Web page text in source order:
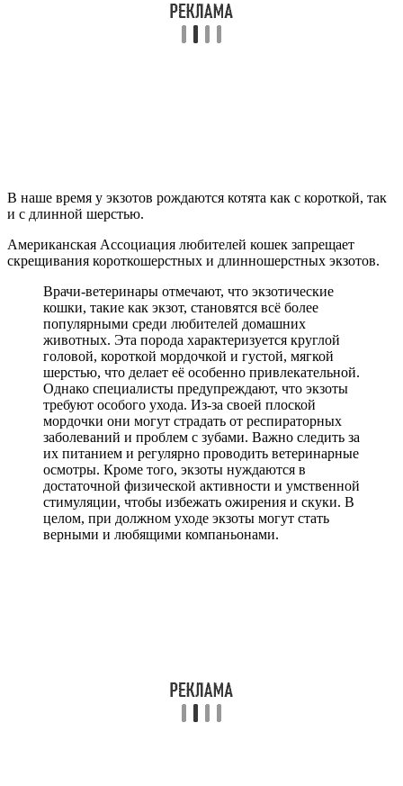
В наше время у экзотов рождаются котята как с короткой, так
и с длинной шерстью.
Американская Ассоциация любителей кошек запрещает
скрещивания короткошерстных и длинношерстных экзотов.
Врачи-ветеринары отмечают, что экзотические
кошки, такие как экзот, становятся всё более
популярными среди любителей домашних
животных. Эта порода характеризуется круглой
головой, короткой мордочкой и густой, мягкой
шерстью, что делает её особенно привлекательной.
Однако специалисты предупреждают, что экзоты
требуют особого ухода. Из-за своей плоской
мордочки они могут страдать от респираторных
заболеваний и проблем с зубами. Важно следить за
их питанием и регулярно проводить ветеринарные
осмотры. Кроме того, экзоты нуждаются в
достаточной физической активности и умственной
стимуляции, чтобы избежать ожирения и скуки. В
целом, при должном уходе экзоты могут стать
верными и любящими компаньонами.